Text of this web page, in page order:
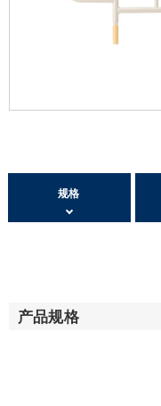
规格
产品规格